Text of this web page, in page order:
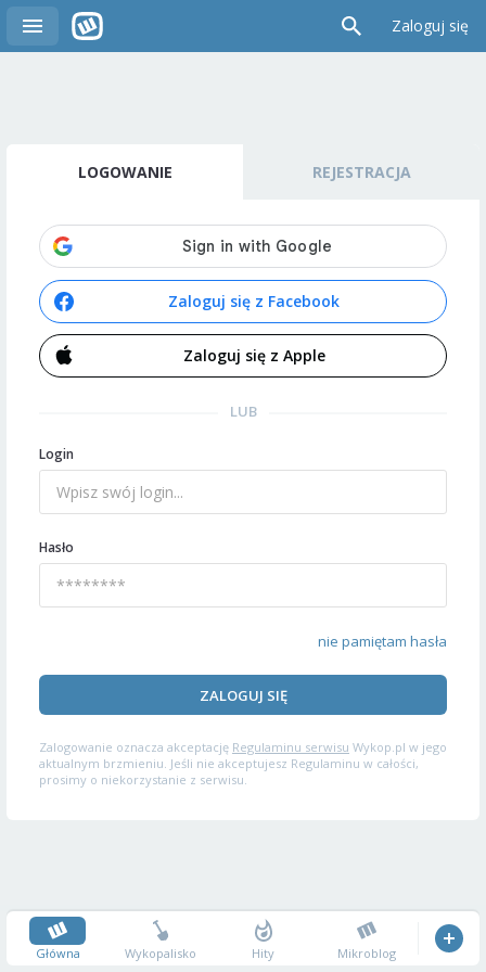
Zaloguj się
LOGOWANIE REJESTRACJA
Zaloguj się z Facebook
Zaloguj się z Apple
LUB
Login
Hasło
nie pamiętam hasła
ZALOGUJ SIĘ
Zalogowanie oznacza akceptację Regulaminu serwisu Wykop.pl w jego
aktualnym brzmieniu. Jeśli nie akceptujesz Regulaminu w całości,
prosimy o niekorzystanie z serwisu.
Główna Wykopalisko Hity Mikroblog